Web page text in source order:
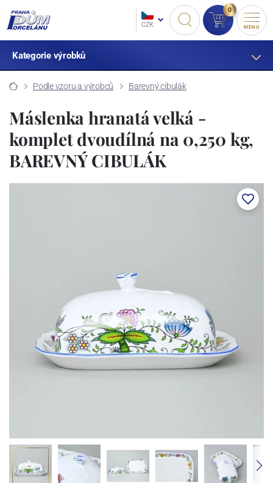
CZK
0
MENU
Kategorie výrobků
Podle vzoru a výrobců Barevný cibulák
Máslenka hranatá velká -
komplet dvoudílná na 0,250 kg,
BAREVNÝ CIBULÁK